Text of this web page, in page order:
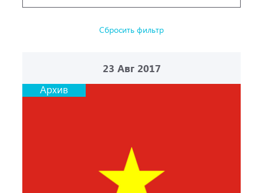
Сбросить фильтр
23 Авг 2017
Архив